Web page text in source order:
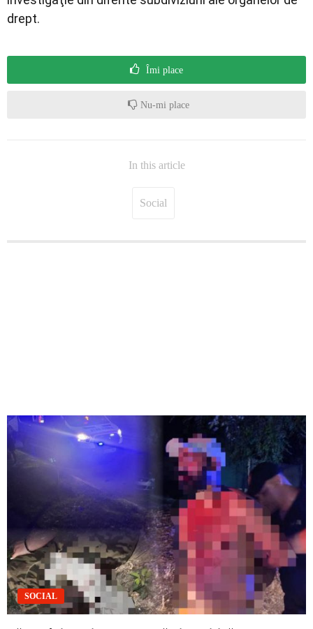
drept.
Îmi place
Nu-mi place
In this article
Social
SOCIAL